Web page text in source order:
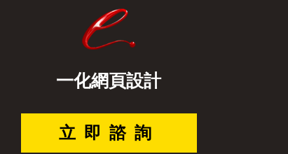
一化網頁設計
立即諮詢